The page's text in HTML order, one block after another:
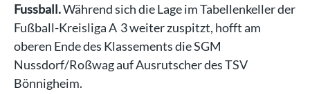
Fussball.Während sich die Lage im Tabellenkeller der
Fußball-Kreisliga A 3 weiter zuspitzt, hofft am
oberen Ende des Klassements die SGM
Nussdorf/Roßwag auf Ausrutscher des TSV
Bönnigheim.